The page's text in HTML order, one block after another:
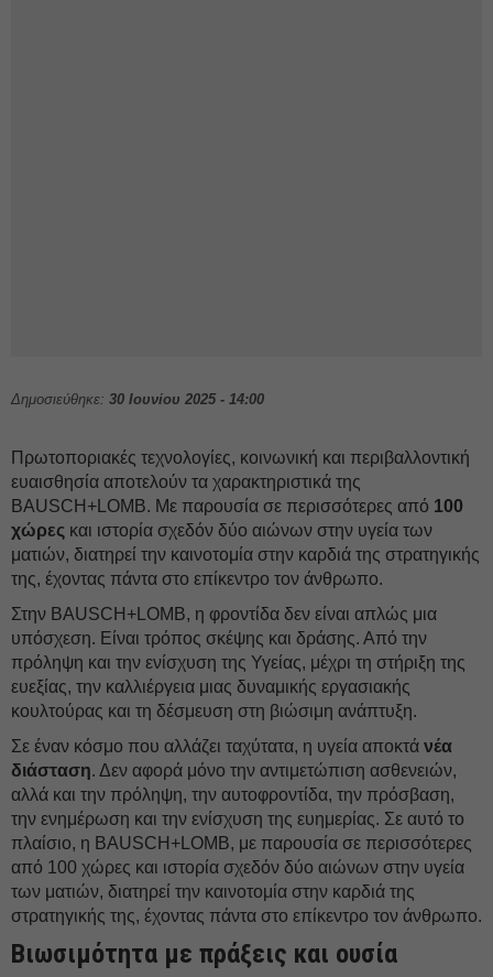
Δημοσιεύθηκε: 30 Ιουνίου 2025 - 14:00
Πρωτοποριακές τεχνολογίες, κοινωνική και περιβαλλοντική
ευαισθησία αποτελούν τα χαρακτηριστικά της
BAUSCH+LOMB. Με παρουσία σε περισσότερες από 100
χώρες και ιστορία σχεδόν δύο αιώνων στην υγεία των
ματιών, διατηρεί την καινοτομία στην καρδιά της στρατηγικής
της, έχοντας πάντα στο επίκεντρο τον άνθρωπο.
Στην BAUSCH+LOMB, η φροντίδα δεν είναι απλώς μια
υπόσχεση. Είναι τρόπος σκέψης και δράσης. Από την
πρόληψη και την ενίσχυση της Υγείας, μέχρι τη στήριξη της
ευεξίας, την καλλιέργεια μιας δυναμικής εργασιακής
κουλτούρας και τη δέσμευση στη βιώσιμη ανάπτυξη.
Σε έναν κόσμο που αλλάζει ταχύτατα, η υγεία αποκτά νέα
διάσταση. Δεν αφορά μόνο την αντιμετώπιση ασθενειών,
αλλά και την πρόληψη, την αυτοφροντίδα, την πρόσβαση,
την ενημέρωση και την ενίσχυση της ευημερίας. Σε αυτό το
πλαίσιο, η BAUSCH+LOMB, με παρουσία σε περισσότερες
από 100 χώρες και ιστορία σχεδόν δύο αιώνων στην υγεία
των ματιών, διατηρεί την καινοτομία στην καρδιά της
στρατηγικής της, έχοντας πάντα στο επίκεντρο τον άνθρωπο.
Βιωσιμότητα με πράξεις και ουσία